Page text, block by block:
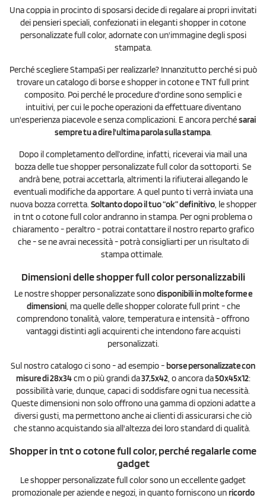
Una coppia in procinto di sposarsi decide di regalare ai propri invitati
dei pensieri speciali, confezionati in eleganti shopper in cotone
personalizzate full color, adornate con un'immagine degli sposi
stampata.
Perché scegliere StampaSi per realizzarle? Innanzitutto perché si può
trovare un catalogo di borse e shopper in cotone e TNT full print
composito. Poi perché le procedure d'ordine sono semplici e
intuitivi, per cui le poche operazioni da effettuare diventano
un'esperienza piacevole e senza complicazioni. E ancora perchésarai
sempre tu a dire l'ultima parola sulla stampa.
Dopo il completamento dell’ordine, infatti, riceverai via mail una
bozza delle tue shopper personalizzate full color da sottoporti. Se
andrà bene, potrai accettarla, altrimenti la rifiuterai allegando le
eventuali modifiche da apportare. A quel punto ti verrà inviata una
nuova bozza corretta. Soltanto dopo il tuo “ok” definitivo, le shopper
in tnt o cotone full color andranno in stampa. Per ogni problema o
chiaramento - peraltro - potrai contattare il nostro reparto grafico
che - se ne avrai necessità - potrà consigliarti per un risultato di
stampa ottimale.
Dimensioni delle shopper full color personalizzabili
Le nostre shopper personalizzate sonodisponibili in molte forme e
dimensioni, ma quelle delle shopper colorate full print - che
comprendono tonalità, valore, temperatura e intensità - offrono
vantaggi distinti agli acquirenti che intendono fare acquisti
personalizzati.
Sul nostro catalogo ci sono - ad esempio -borse personalizzate con
misure di 28x34cm o più grandi da37,5x42, o ancora da50x45x12:
possibilità varie, dunque, capaci di soddisfare ogni tua necessità.
Queste dimensioni non solo offrono una gamma di opzioni adatte a
diversi gusti, ma permettono anche ai clienti di assicurarsi che ciò
che stanno acquistando sia all'altezza dei loro standard di qualità.
Shopper in tnt o cotone full color, perché regalarle come
gadget
Le shopper personalizzate full color sono un eccellente gadget
promozionale per aziende e negozi, in quanto forniscono unricordo